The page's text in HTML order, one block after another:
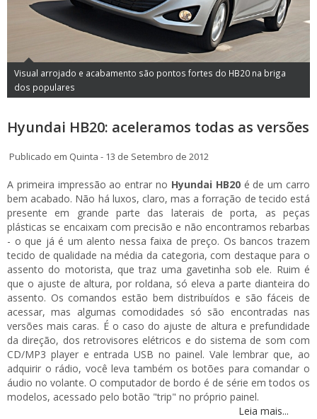
Visual arrojado e acabamento são pontos fortes do HB20 na briga
dos populares
Hyundai HB20: aceleramos todas as versões
Publicado em Quinta - 13 de Setembro de 2012
A primeira impressão ao entrar no Hyundai HB20é de um carro
bem acabado. Não há luxos, claro, mas a forração de tecido está
presente em grande parte das laterais de porta, as peças
plásticas se encaixam com precisão e não encontramos rebarbas
- o que já é um alento nessa faixa de preço. Os bancos trazem
tecido de qualidade na média da categoria, com destaque para o
assento do motorista, que traz uma gavetinha sob ele. Ruim é
que o ajuste de altura, por roldana, só eleva a parte dianteira do
assento. Os comandos estão bem distribuídos e são fáceis de
acessar, mas algumas comodidades só são encontradas nas
versões mais caras. É o caso do ajuste de altura e prefundidade
da direção, dos retrovisores elétricos e do sistema de som com
CD/MP3 player e entrada USB no painel. Vale lembrar que, ao
adquirir o rádio, você leva também os botões para comandar o
áudio no volante. O computador de bordo é de série em todos os
modelos, acessado pelo botão "trip" no próprio painel.
Leia mais...